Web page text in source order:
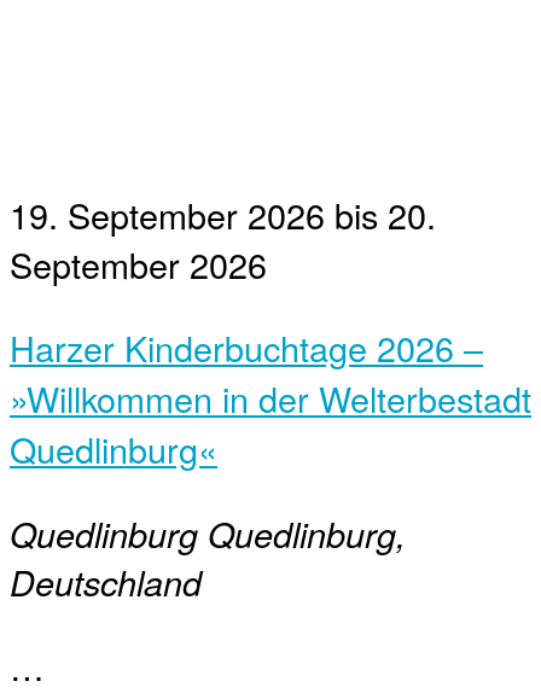
19. September 2026 bis 20.
September 2026
Harzer Kinderbuchtage 2026 –
»Willkommen in der Welterbestadt
Quedlinburg«
Quedlinburg Quedlinburg,
Deutschland
…